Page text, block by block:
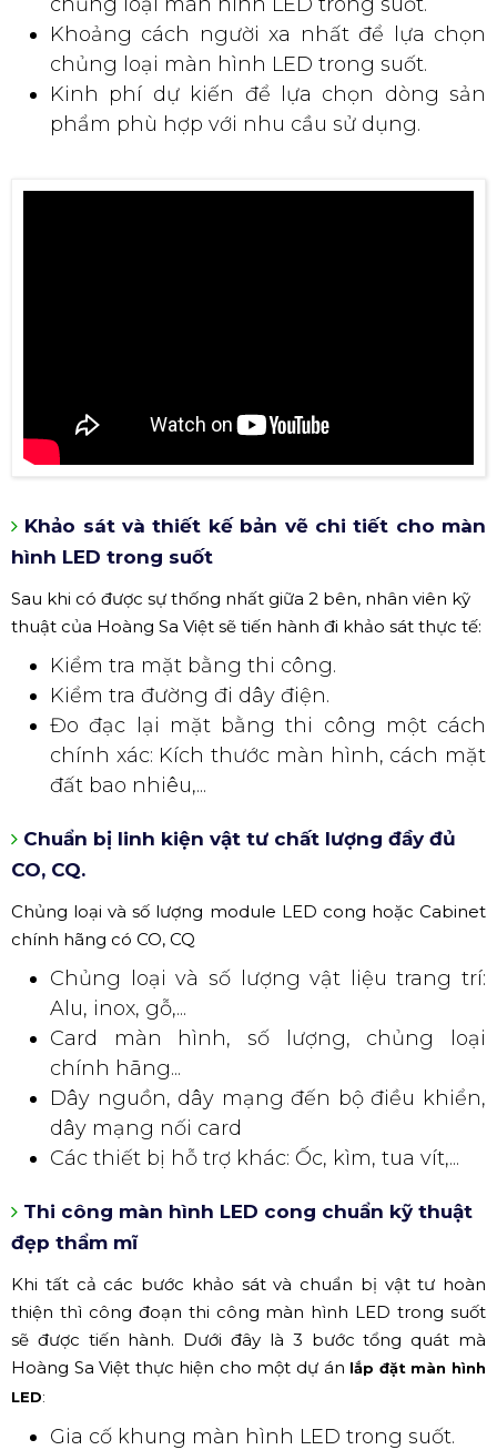
Khoảng cách người xa nhất để lựa chọn
chủng loại màn hình LED trong suốt.
Kinh phí dự kiến để lựa chọn dòng sản
phẩm phù hợp với nhu cầu sử dụng.
Khảo sát và thiết kế bản vẽ chi tiết cho màn
hình LED trong suốt
Sau khi có được sự thống nhất giữa 2 bên, nhân viên kỹ
thuật của Hoàng Sa Việt sẽ tiến hành đi khảo sát thực tế:
Kiểm tra mặt bằng thi công.
Kiểm tra đường đi dây điện.
Đo đạc lại mặt bằng thi công một cách
chính xác: Kích thước màn hình, cách mặt
đất bao nhiêu,...
Chuẩn bị linh kiện vật tư chất lượng đầy đủ
CO, CQ.
Chủng loại và số lượng module LED cong hoặc Cabinet
chính hãng có CO, CQ
Chủng loại và số lượng vật liệu trang trí:
Alu, inox, gỗ,...
Card màn hình, số lượng, chủng loại
chính hãng...
Dây nguồn, dây mạng đến bộ điều khiển,
dây mạng nối card
Các thiết bị hỗ trợ khác: Ốc, kìm, tua vít,...
Thi công màn hình LED cong chuẩn kỹ thuật
đẹp thẩm mĩ
Khi tất cả các bước khảo sát và chuẩn bị vật tư hoàn
thiện thì công đoạn thi công màn hình LED trong suốt
sẽ được tiến hành. Dưới đây là 3 bước tổng quát mà
Hoàng Sa Việt thực hiện cho một dự án lắp đặt màn hình
LED:
Gia cố khung màn hình LED trong suốt.